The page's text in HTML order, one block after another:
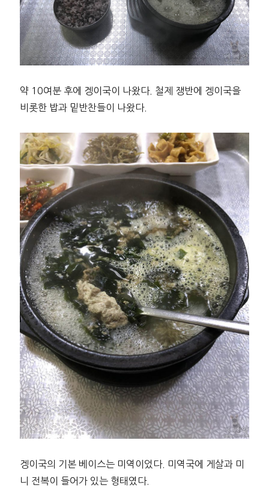
약 10여분 후에 겡이국이 나왔다. 철제 쟁반에 겡이국을
비롯한 밥과 밑반찬들이 나왔다.
겡이국의 기본 베이스는 미역이었다. 미역국에 게살과 미
니 전복이 들어가 있는 형태였다.